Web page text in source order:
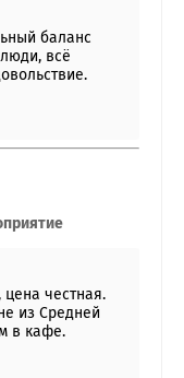
баланс
всё
цена честная.
из Средней
в кафе.